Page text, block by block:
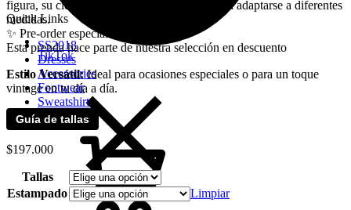
TikTok
Quick Links
SS2018
Dresses
Accessories
Footwear
Sweatshirt
figura, su cierre tipo coset con ojales ayudan a adaptarse a diferentes
medidas.
✨ Pre-order especial ✨
Esta prenda hace parte de nuestra selección en descuento
Estilo Versátil:Ideal para ocasiones especiales o para un toque
vintage en tu día a día.
Guía de tallas
$197.000
Tallas
Estampado
Limpiar